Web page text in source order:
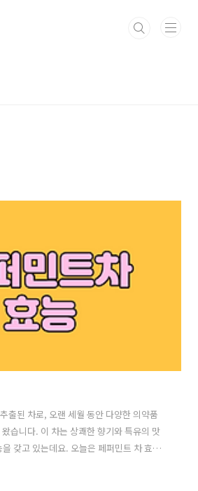
출된 차로, 오랜 세월 동안 다양한 의약품
습니다. 이 차는 상쾌한 향기와 특유의 맛
갖고 있는데요. 오늘은 페퍼민트 차 효능
퍼민트차 효능 1. 소화 개선 페퍼민트 차에